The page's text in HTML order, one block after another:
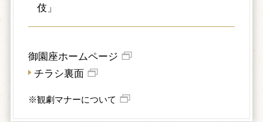
伎」
御園座ホームページ
チラシ裏面
※観劇マナーについて